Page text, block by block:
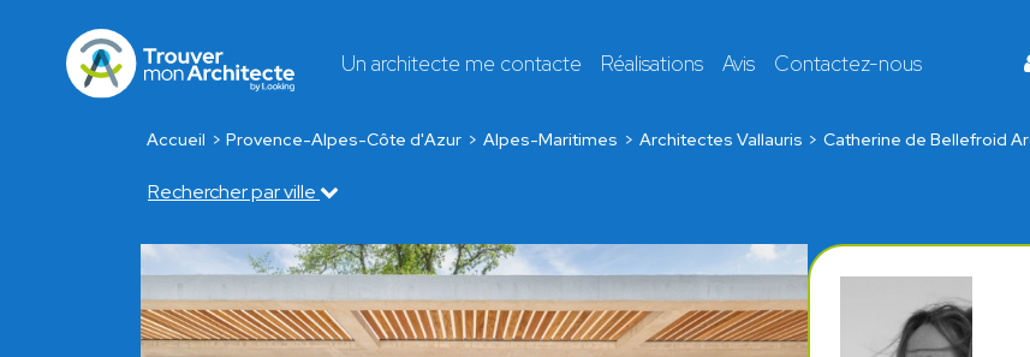
Un architecte me contacte Réalisations Avis Contactez-nous
Accueil Provence-Alpes-Côte d'Azur Alpes-Maritimes Architectes Vallauris Catherine de Bellefroid
Rechercher par ville